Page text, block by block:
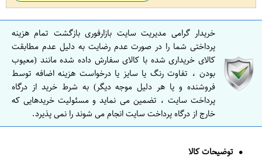
خریدار گرامی مدیریت سایت بازارفوری بازگشت تمام هزینه
پرداختی شما را در صورت عدم رضایت به دلیل عدم مطابقت
کالای خریداری شده با کالای سفارش داده شده مانند (معیوب
بودن ، تفاوت رنگ یا سایز یا درخواست هزینه اضافه توسط
فروشنده و یا هر دلیل موجه دیگر) به شرط خرید از درگاه
پرداخت سایت ، تضمین می نماید و مسئولیت خریدهایی که
خارج از درگاه پرداخت سایت انجام می شوند را نمی پذیرد.
توضیحات کالا